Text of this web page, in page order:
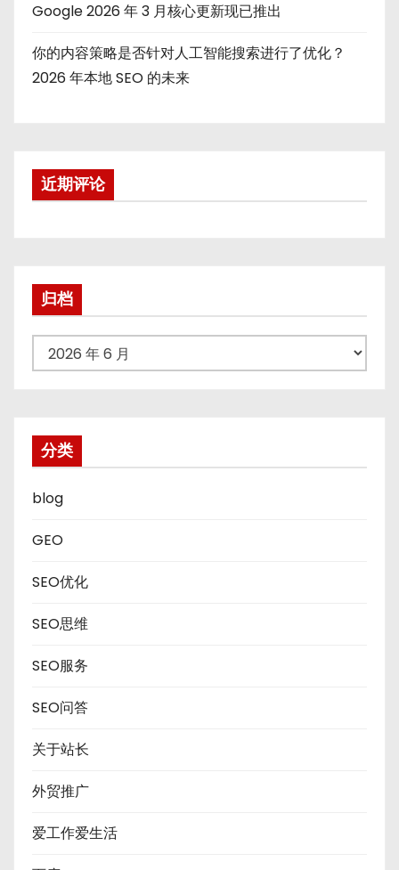
Google 2026 年 3 月核心更新现已推出
你的内容策略是否针对人工智能搜索进行了优化？
2026 年本地 SEO 的未来
近期评论
归档
档
分类
blog
GEO
SEO优化
SEO思维
SEO服务
SEO问答
关于站长
外贸推广
爱工作爱生活